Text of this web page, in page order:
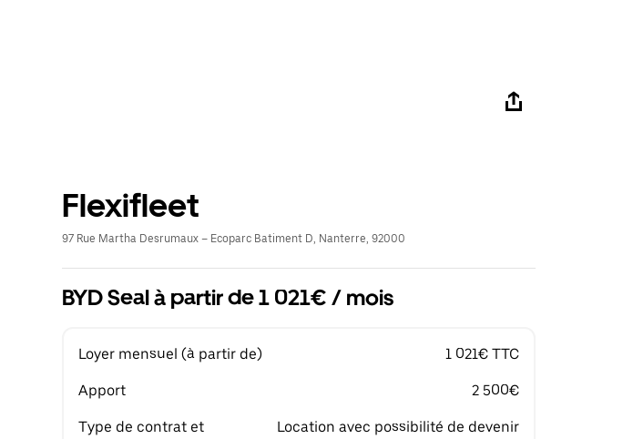
Flexifleet
97 Rue Martha Desrumaux – Ecoparc Batiment D, Nanterre, 92000
BYD Seal à partir de 1 021€ / mois
Loyer mensuel (à partir de) 1 021€ TTC
Apport 2 500€
Type de contrat et
Location avec possibilité de devenir